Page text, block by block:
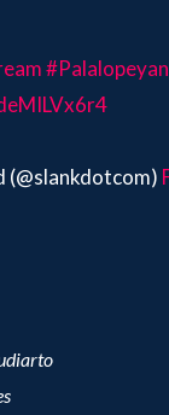
(@slankdotcom)